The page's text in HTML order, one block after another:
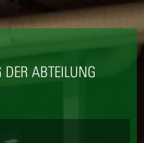
ABTEILUNG F